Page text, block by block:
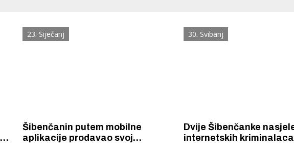
23. Siječanj
Šibenčanin putem mobilne
aplikacije prodavao svoj
30. Svibanj
Dvije Šibenčanke
internetskih kriminalaca